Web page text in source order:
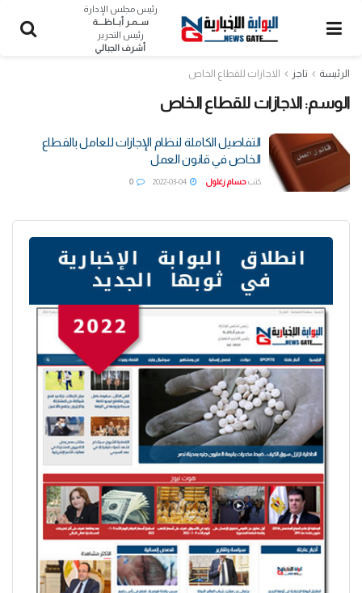
رئيس مجلس الإدارة
ســمـر أبــاظــــة
رئيس التحرير
أشرف الجبالي
الرئيسة تاجز الاجازات للقطاع الخاص
الوسم: الاجازات للقطاع الخاص
التفاصيل الكاملة لنظام الإجازات للعامل بالقطاع
الخاص في قانون العمل
كتب حسام زغلول 0